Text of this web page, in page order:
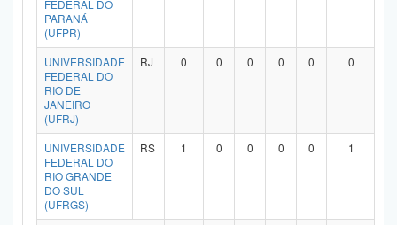
FEDERAL DO
PARANÁ
(UFPR)
UNIVERSIDADE
FEDERAL DO
RIO DE
JANEIRO
(UFRJ)
RJ 0 0 0 0 0 0
UNIVERSIDADE
FEDERAL DO
RIO GRANDE
DO SUL
(UFRGS)
RS 1 0 0 0 0 1